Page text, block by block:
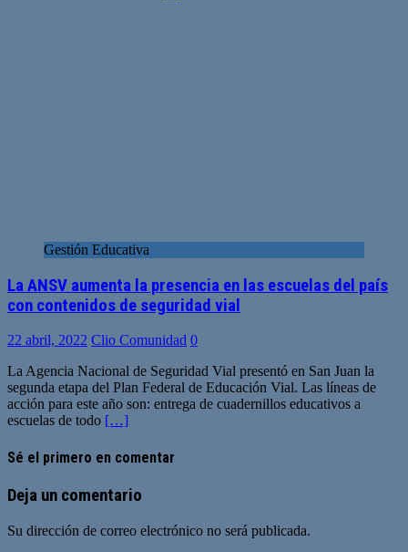
Gestión Educativa
La ANSV aumenta la presencia en las escuelas del país
con contenidos de seguridad vial
22 abril, 2022 Clio Comunidad 0
La Agencia Nacional de Seguridad Vial presentó en San Juan la
segunda etapa del Plan Federal de Educación Vial. Las líneas de
acción para este año son: entrega de cuadernillos educativos a
escuelas de todo […]
Sé el primero en comentar
Deja un comentario
Su dirección de correo electrónico no será publicada.